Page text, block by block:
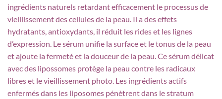
ingrédients naturels retardant efficacement le processus de
vieillissement des cellules de la peau. Il a des effets
hydratants, antioxydants, il réduit les rides et les lignes
d’expression. Le sérum unifie la surface et le tonus de la peau
et ajoute la fermeté et la douceur de la peau. Ce sérum délicat
avec des lipossomes protège la peau contre les radicaux
libres et le vieillissement photo. Les ingrédients actifs
enfermés dans les liposomes pénètrent dans le stratum